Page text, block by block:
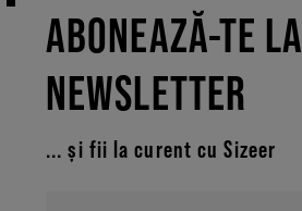
ABONEAZĂ-TE LA
NEWSLETTER
... și fii la curent cu Sizeer